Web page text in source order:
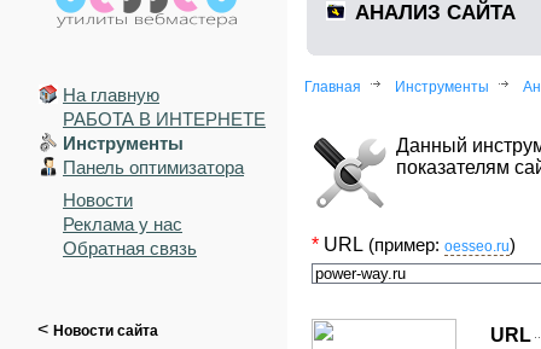
На главную
РАБОТА В ИНТЕРНЕТЕ
Инструменты
Панель оптимизатора
Новости
Реклама у нас
Обратная связь
< Новости сайта
АНАЛИЗ САЙТА
Главная Инструменты
Данный
показателям
* URL (пример: oesseo.ru)
URL